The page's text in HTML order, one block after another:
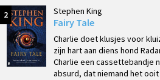
2 Stephen King
Fairy Tale
Charlie doet klusjes voor
zijn hart aan diens hond
Charlie een cassettebandje
absurd, dat niemand het